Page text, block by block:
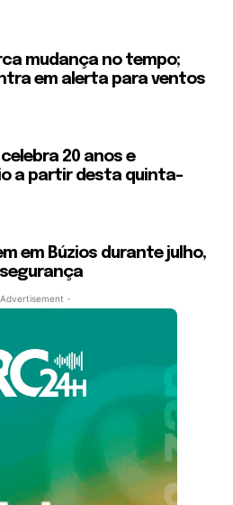
mudança no tempo;
em alerta para ventos
20 anos e
a partir desta quinta-
em Búzios durante julho,
-